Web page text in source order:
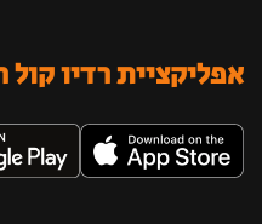
אפליקציית רדיו קול